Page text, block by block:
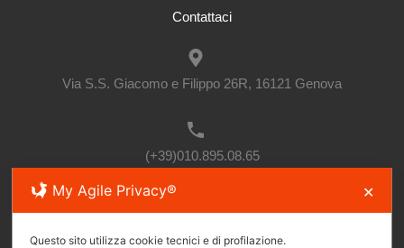
Contattaci
Via S.S. Giacomo e Filippo 26R, 16121 Genova
(+39)010.895.08.65
My Agile Privacy® ✕
Questo sito utilizza cookie tecnici e di profilazione.